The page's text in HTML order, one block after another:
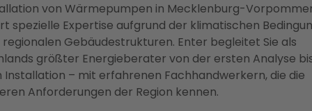
von Wärmepumpen in Mecklenburg-
spezielle Expertise aufgrund der klimatischen
Gebäudestrukturen. Enter begleitet Sie als
größter Energieberater von der ersten Analyse
– mit erfahrenen Fachhandwerkern, die die
Anforderungen der Region kennen.